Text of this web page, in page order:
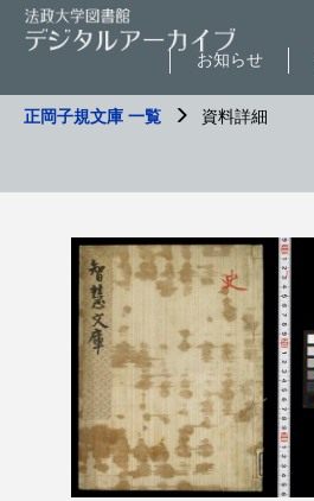
お知らせ
正岡子規文庫 一覧 資料詳細